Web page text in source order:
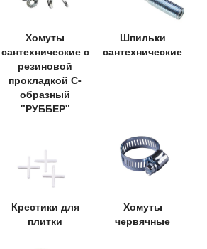
Хомуты
сантехнические с
резиновой
прокладкой С-
образный
"РУББЕР"
Шпильки
сантехнические
Крестики для
плитки
Хомуты
червячные